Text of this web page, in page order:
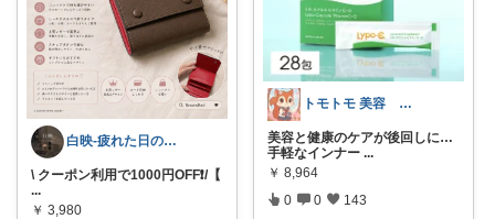
白映-疲れた日のROOM
\ クーポン利用で1000円OFF❗️/【
...
￥ 3,980
トモトモ 美容 食品 子育てルーム
美容と健康のケアが後回しに…
手軽なインナー ...
￥ 8,964
0 0 143